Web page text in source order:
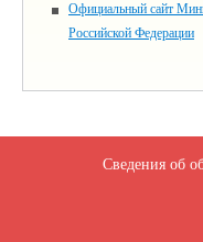
Официальный сайт
Российской Федерации
Сведения об